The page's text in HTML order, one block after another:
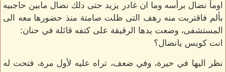
اومأ نضال برأسه وما ان غادر يزيد حتى دلك نضال مابين حاجبيه
بألم فاقتربت منه رهف التى ظلت صامتة منذ حضورها معه الى
المستشفى، وضعت يدها الرقيقة على كتفه قائلة في حنان:
انت كويس يانضال؟
نظر اليها في حيرة، وفي ضعف، تراه عليه لأول مرة، فتحت له